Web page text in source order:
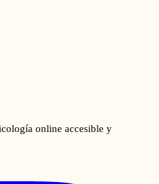
online accesible y